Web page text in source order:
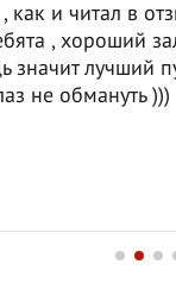
как и читал в
, хороший
значит лучший
не обмануть )))